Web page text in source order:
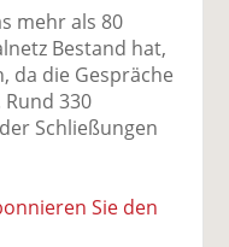
mehr als 80
Bestand hat,
da die Gespräche
330
Schließungen
Sie den